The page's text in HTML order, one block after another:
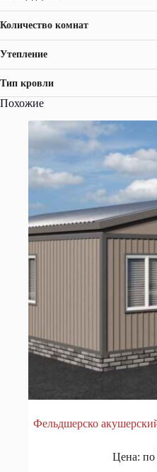
Количество комнат
Утепление
Тип кровли
Похожие
Фельдшерско
Цена: по